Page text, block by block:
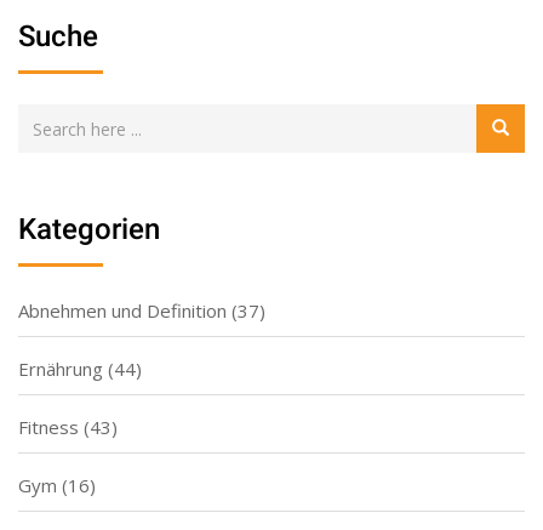
Suche
Kategorien
Abnehmen und Definition (37)
Ernährung (44)
Fitness (43)
Gym (16)